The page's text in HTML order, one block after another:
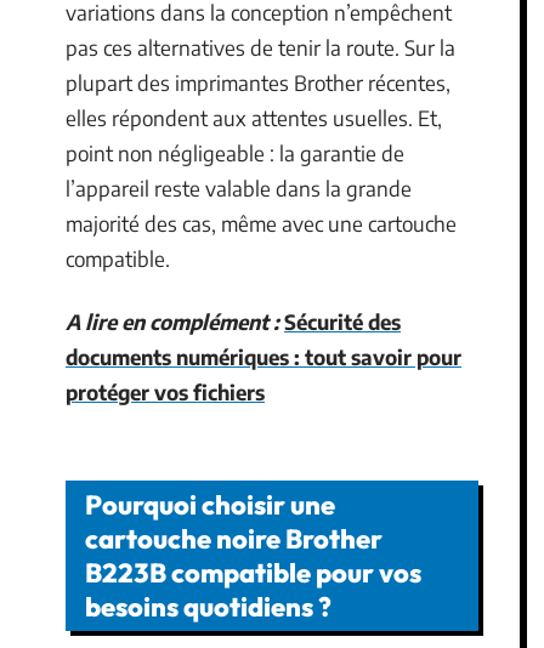
variations dans la conception n’empêchent
pas ces alternatives de tenir la route. Sur la
plupart des imprimantes Brother récentes,
elles répondent aux attentes usuelles. Et,
point non négligeable : la garantie de
l’appareil reste valable dans la grande
majorité des cas, même avec une cartouche
compatible.
A lire en complément :Sécurité des
documents numériques : tout savoir pour
protéger vos fichiers
Pourquoi choisir une
cartouche noire Brother
B223B compatible pour vos
besoins quotidiens ?